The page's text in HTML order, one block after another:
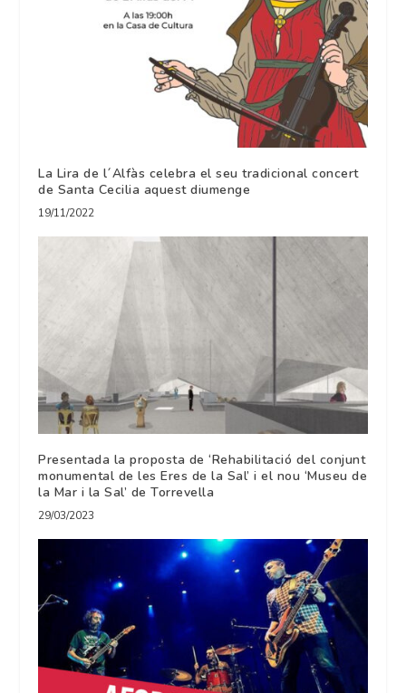
La Lira de l´Alfàs celebra el seu tradicional concert
de Santa Cecilia aquest diumenge
19/11/2022
Presentada la proposta de ‘Rehabilitació del conjunt
monumental de les Eres de la Sal’ i el nou ‘Museu de
la Mar i la Sal’ de Torrevella
29/03/2023